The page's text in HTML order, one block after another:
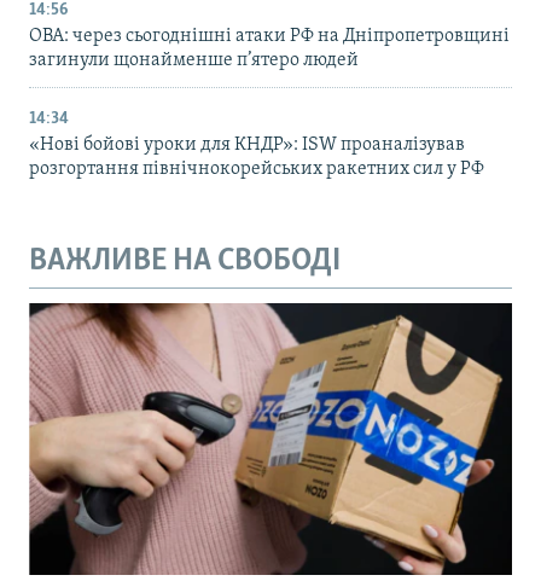
14:56
ОВА: через сьогоднішні атаки РФ на Дніпропетровщині
загинули щонайменше п’ятеро людей
14:34
«Нові бойові уроки для КНДР»: ISW проаналізував
розгортання північнокорейських ракетних сил у РФ
ВАЖЛИВЕ НА СВОБОДІ